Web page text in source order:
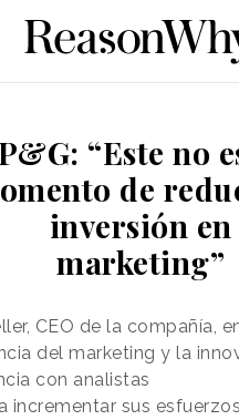
P&G: “Este no
de
inversión en
marketing”
CEO de la compañía,
del marketing y la
con analistas
incrementar sus